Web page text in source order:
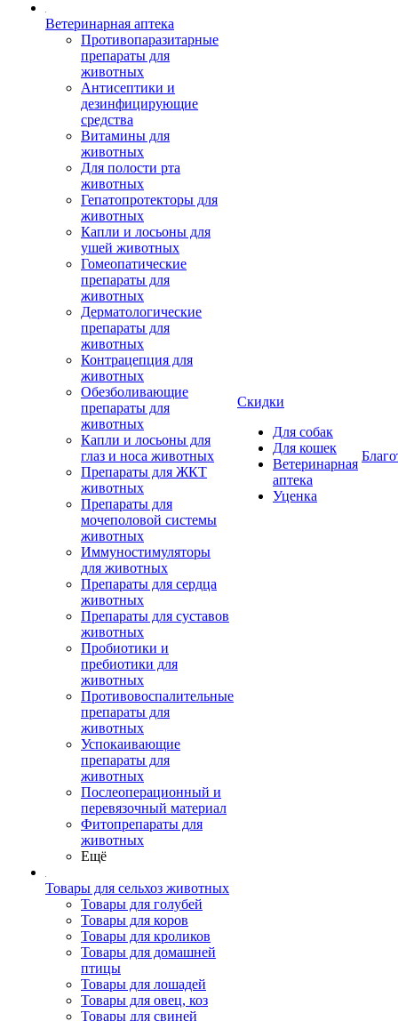
Ветеринарная аптека
Противопаразитарные
препараты для
животных
Антисептики и
дезинфицирующие
средства
Витамины для
животных
Для полости рта
животных
Гепатопротекторы для
животных
Капли и лосьоны для
ушей животных
Гомеопатические
препараты для
животных
Дерматологические
препараты для
животных
Контрацепция для
животных
Обезболивающие
препараты для
животных
Капли и лосьоны для
глаз и носа животных
Препараты для ЖКТ
животных
Препараты для
мочеполовой системы
животных
Иммуностимуляторы
для животных
Препараты для сердца
животных
Препараты для суставов
животных
Пробиотики и
пребиотики для
животных
Противовоспалительные
препараты для
животных
Успокаивающие
препараты для
животных
Послеоперационный и
перевязочный материал
Фитопрепараты для
животных
Ещё
Товары для сельхоз животных
Товары для голубей
Товары для коров
Товары для кроликов
Товары для домашней
птицы
Товары для лошадей
Товары для овец, коз
Товары для свиней
Скидки
Для собак
Для кошек
Ветеринарная
аптека
Уценка